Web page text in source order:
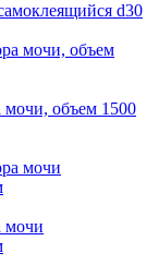
d30
мочи, объем 1500
мочи